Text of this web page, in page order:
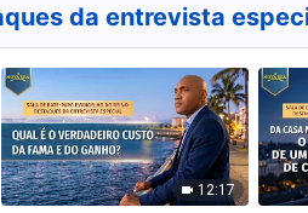
da entrevista
12:17